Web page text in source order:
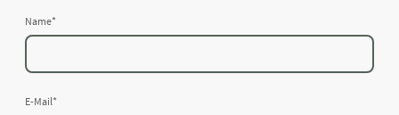
Name*
E-Mail*